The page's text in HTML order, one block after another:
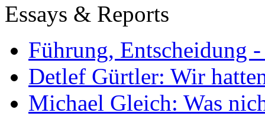
Essays & Reports
Führung, Entscheidung
Detlef Gürtler: Wir
Michael Gleich: Was